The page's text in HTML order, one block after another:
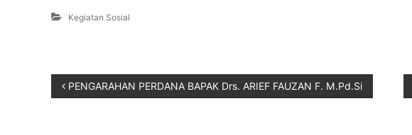
Kegiatan Sosial
PENGARAHAN PERDANA BAPAK Drs. ARIEF FAUZAN F. M.Pd.Si